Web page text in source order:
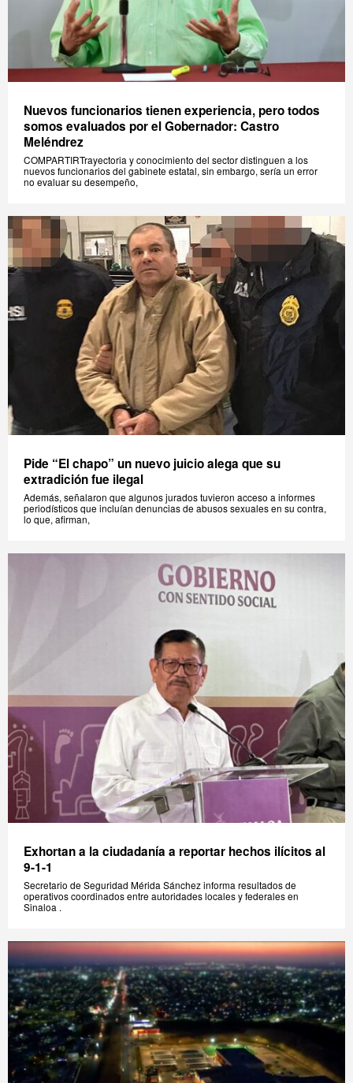
Nuevos funcionarios tienen experiencia, pero todos
somos evaluados por el Gobernador: Castro
Meléndrez
COMPARTIRTrayectoria y conocimiento del sector distinguen a los
nuevos funcionarios del gabinete estatal, sin embargo, sería un error
no evaluar su desempeño,
Pide “El chapo” un nuevo juicio alega que su
extradición fue ilegal
Además, señalaron que algunos jurados tuvieron acceso a informes
periodísticos que incluían denuncias de abusos sexuales en su contra,
lo que, afirman,
Exhortan a la ciudadanía a reportar hechos ilícitos al
9-1-1
Secretario de Seguridad Mérida Sánchez informa resultados de
operativos coordinados entre autoridades locales y federales en
Sinaloa .